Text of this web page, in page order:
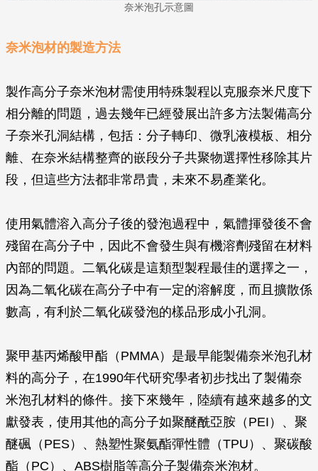
奈米泡孔示意圖
奈米泡材的製造方法
製作高分子奈米泡材需使用特殊製程以克服奈米尺度下
相分離的問題，過去幾年已經發展出許多方法製備高分
子奈米孔洞結構，包括：分子轉印、微乳液模板、相分
離、在奈米結構整齊的嵌段分子共聚物選擇性移除其片
段，但這些方法都非常昂貴，未來不易產業化。
使用氣體溶入高分子後的發泡過程中，氣體揮發後不會
殘留在高分子中，因此不會發生與有機溶劑殘留在材料
內部的問題。二氧化碳是這類型製程最佳的選擇之一，
因為二氧化碳在高分子中有一定的溶解度，而且擴散係
數高，有利於二氧化碳發泡的樣品形成小孔洞。
聚甲基丙烯酸甲酯（PMMA）是最早能製備奈米泡孔材
料的高分子，在1990年代研究學者初步找出了製備奈
米泡孔材料的條件。接下來幾年，陸續有越來越多的文
獻發表，使用其他的高分子如聚醚酰亞胺（PEI）、聚
醚碸（PES）、熱塑性聚氨酯彈性體（TPU）、聚碳酸
酯（PC）、ABS樹脂等高分子製備奈米泡材。